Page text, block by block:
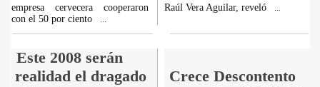
empresa cervecera cooperaron
con el 50 por ciento
Raúl Vera Aguilar, reveló
Este 2008 serán
realidad el dragado
Crece Descontento